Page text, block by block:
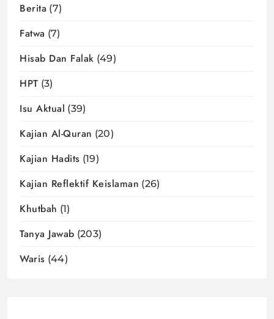
Berita (7)
Fatwa (7)
Hisab Dan Falak (49)
HPT (3)
Isu Aktual (39)
Kajian Al-Quran (20)
Kajian Hadits (19)
Kajian Reflektif Keislaman (26)
Khutbah (1)
Tanya Jawab (203)
Waris (44)